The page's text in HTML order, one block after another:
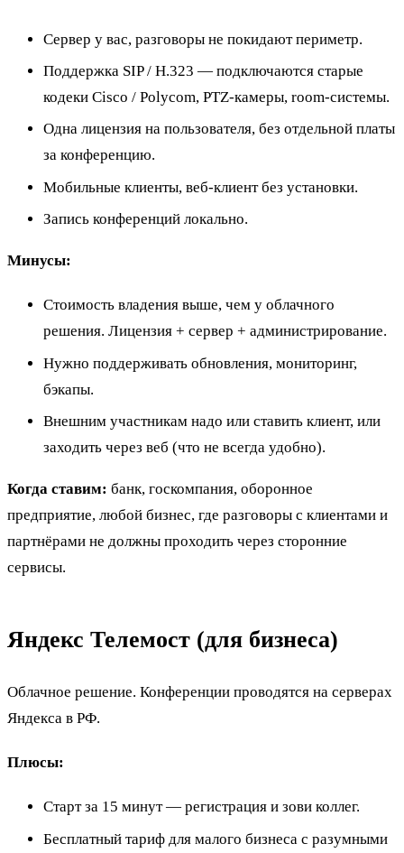
Сервер у вас, разговоры не покидают периметр.
Поддержка SIP / H.323 — подключаются старые
кодеки Cisco / Polycom, PTZ-камеры, room-системы.
Одна лицензия на пользователя, без отдельной платы
за конференцию.
Мобильные клиенты, веб-клиент без установки.
Запись конференций локально.
Минусы:
Стоимость владения выше, чем у облачного
решения. Лицензия + сервер + администрирование.
Нужно поддерживать обновления, мониторинг,
бэкапы.
Внешним участникам надо или ставить клиент, или
заходить через веб (что не всегда удобно).
Когда ставим: банк, госкомпания, оборонное
предприятие, любой бизнес, где разговоры с клиентами и
партнёрами не должны проходить через сторонние
сервисы.
Яндекс Телемост (для бизнеса)
Облачное решение. Конференции проводятся на серверах
Яндекса в РФ.
Плюсы:
Старт за 15 минут — регистрация и зови коллег.
Бесплатный тариф для малого бизнеса с разумными